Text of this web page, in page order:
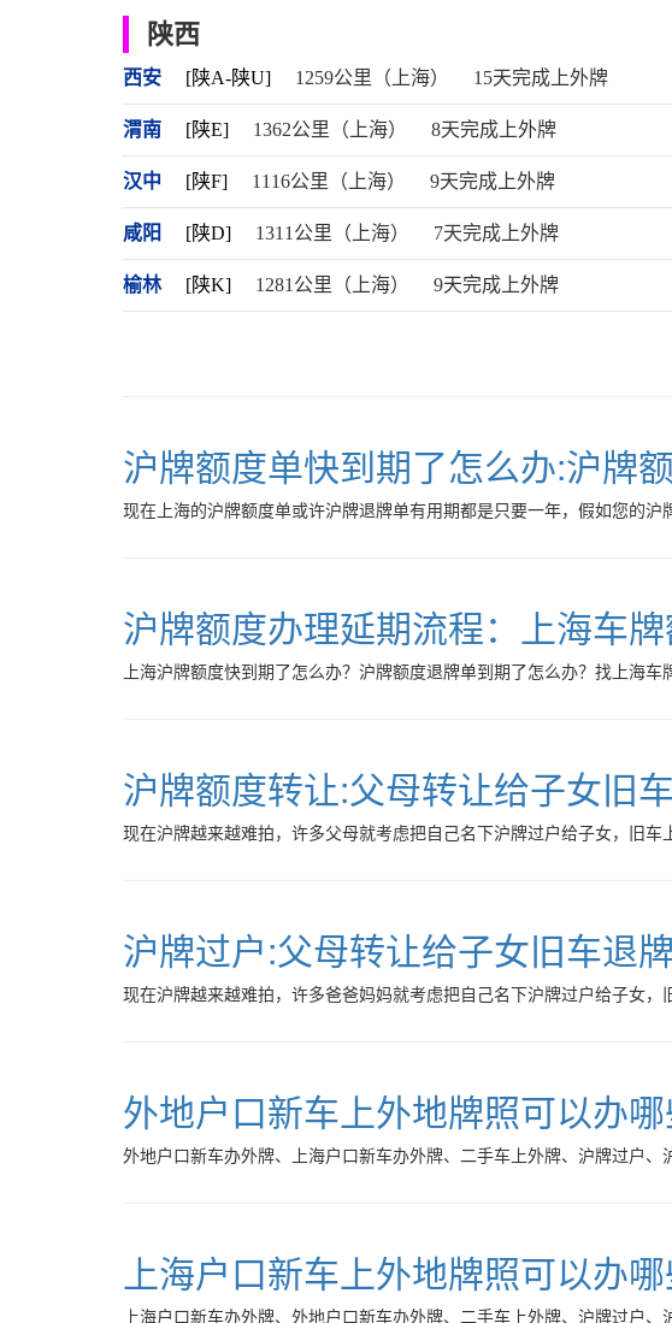
陕西
西安 [陕A-陕U] 1259公里（上海） 15天完成上外牌
渭南 [陕E] 1362公里（上海） 8天完成上外牌
汉中 [陕F] 1116公里（上海） 9天完成上外牌
咸阳 [陕D] 1311公里（上海） 7天完成上外牌
榆林 [陕K] 1281公里（上海） 9天完成上外牌
沪牌额度单快到期了怎么办:沪牌
现在上海的沪牌额度单或许沪牌退牌单有用期都是只要一年，假如您的
沪牌额度办理延期流程：上海车
上海沪牌额度快到期了怎么办？沪牌额度退牌单到期了怎么办？找上海
沪牌额度转让:父母转让给子女旧
现在沪牌越来越难拍，许多父母就考虑把自己名下沪牌过户给子女，旧
沪牌过户:父母转让给子女旧车退
现在沪牌越来越难拍，许多爸爸妈妈就考虑把自己名下沪牌过户给子女
外地户口新车上外地牌照可以办
外地户口新车办外牌、上海户口新车办外牌、二手车上外牌、沪牌过户
上海户口新车上外地牌照可以办
上海户口新车办外牌、外地户口新车办外牌、二手车上外牌、沪牌过户